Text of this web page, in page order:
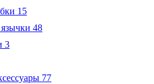
15
48
3
77